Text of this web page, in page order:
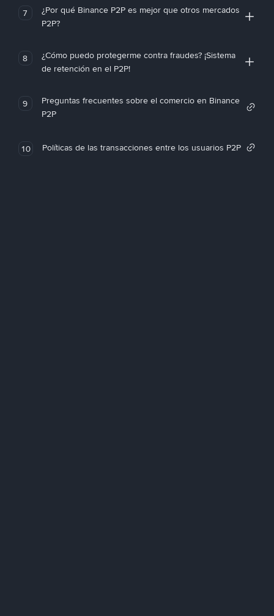
7
¿Por qué Binance P2P es mejor que otros mercados
P2P?
8
¿Cómo puedo protegerme contra fraudes? ¡Sistema
de retención en el P2P!
9
Preguntas frecuentes sobre el comercio en Binance
P2P
10 Políticas de las transacciones entre los usuarios P2P